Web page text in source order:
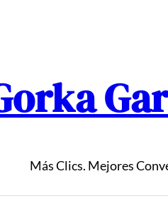
Más Clics. Mejores